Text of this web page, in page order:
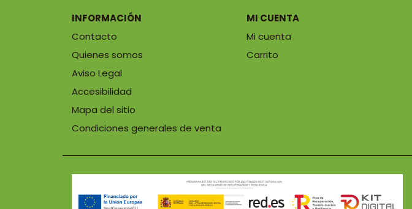
INFORMACIÓN
Contacto
Quienes somos
Aviso Legal
Accesibilidad
Mapa del sitio
Condiciones generales de venta
MI CUENTA
Mi cuenta
Carrito